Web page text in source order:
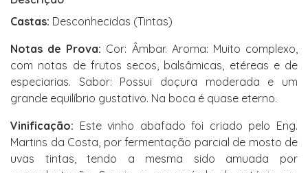
Castas: Desconhecidas (Tintas)
Notas de Prova: Cor: Âmbar. Aroma: Muito complexo,
com notas de frutos secos, balsâmicas, etéreas e de
especiarias. Sabor: Possui doçura moderada e um
grande equilíbrio gustativo. Na boca é quase eterno.
Vinificação: Este vinho abafado foi criado pelo Eng.
Martins da Costa, por fermentação parcial de mosto de
uvas tintas, tendo a mesma sido amuada por